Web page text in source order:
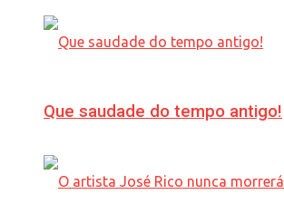
Que saudade do tempo antigo!